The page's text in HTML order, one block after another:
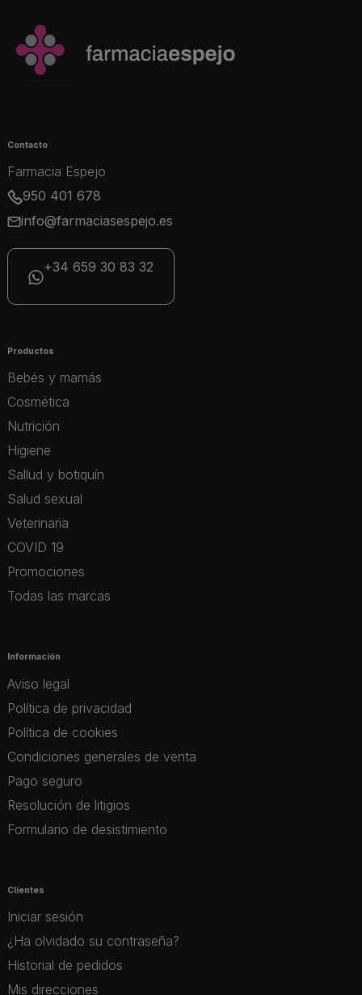
Contacto
Farmacia Espejo
950 401 678
info@farmaciasespejo.es
+34 659 30 83 32
Productos
Bebés y mamás
Cosmética
Nutrición
Higiene
Sallud y botiquín
Salud sexual
Veterinaria
COVID 19
Promociones
Todas las marcas
Información
Aviso legal
Política de privacidad
Política de cookies
Condiciones generales de venta
Pago seguro
Resolución de litigios
Formulario de desistimiento
Clientes
Iniciar sesión
¿Ha olvidado su contraseña?
Historial de pedidos
Mis direcciones